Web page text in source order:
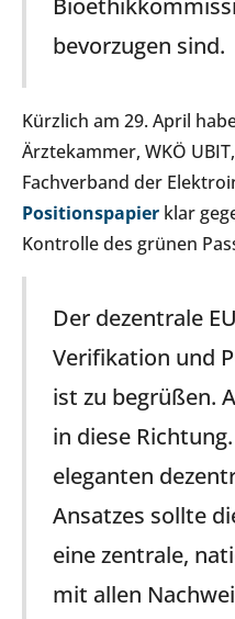
bevorzugen sind.
Kürzlich am 29. April
Ärztekammer, WKÖ
Fachverband der
Positionspapier klar
Kontrolle des grünen
Der dezentrale
Verifikation und
ist zu begrüßen.
in diese
eleganten
Ansatzes sollte
eine zentrale,
mit allen